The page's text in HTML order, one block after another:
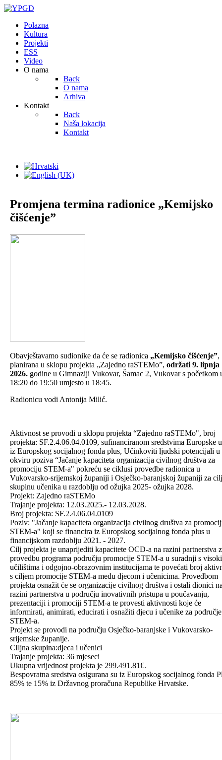
Polazna
Kultura
Projekti
ESS
Video
O nama
Back
O nama
Arhiva
Kontakt
Back
Naša lokacija
Kontakt
Odaberite svoj jezik
Promjena termina radionice „Kemijsko
čišćenje”
Obavještavamo sudionike da će se radionica „Kemijsko čišćenje”,
planirana u sklopu projekta „Zajedno raSTEMo”, održati 9. lipnja
2026. godine u Gimnaziji Vukovar, Šamac 2, Vukovar s početkom
18:20 do 19:50 umjesto u 18:45.
Radionicu vodi Antonija Milić.
Aktivnost se provodi u sklopu projekta “Zajedno raSTEMo", broj
projekta: SF.2.4.06.04.0109, sufinanciranom sredstvima Europske
iz Europskog socijalnog fonda plus, Učinkoviti ljudski potencijali u
okviru poziva “Jačanje kapaciteta organizacija civilnog društva za
promociju STEM-a" pokreću se ciklusi provedbe radionica u
Vukovarsko-srijemskoj županiji i Osječko-baranjskoj županiji za
skupinu učenika u razdoblju od ožujka 2025- ožujka 2028.
Projekt: Zajedno raSTEMo
Trajanje projekta: 12.03.2025.- 12.03.2028.
Broj projekta: SF.2.4.06.04.0109
Poziv: "Jačanje kapaciteta organizacija civilnog društva za
STEM-a" koji se financira iz Europskog socijalnog fonda plus u
financijskom razdoblju 2021. - 2027.
Cilj projekta je unaprijediti kapacitete OCD-a na razini partnerstva
provedbu programa području promocije STEM-a u suradnji s
učilištima i odgojno-obrazovnim institucijama te povećati broj
s ciljem promocije STEM-a među djecom i učenicima. Provedbom
projekta osnažit će se organizacije civilnog društva i ostali dionici
razini partnerstva u području inovativnih pristupa u poučavanju,
prezentaciji i promociji STEM-a te provesti aktivnosti koje će
informirati, animirati, educirati i osnažiti djecu i učenike za područje
STEM-a.
Projekt se provodi na području Osječko-baranjske i Vukovarsko-
srijemske županije.
CIljna skupina:djeca i učenici
Trajanje projekta: 36 mjeseci
Ukupna vrijednost projekta je 299.491.81€.
Bespovratna sredstva osigurana su iz Europskog socijalnog fonda
85% te 15% iz Državnog proračuna Republike Hrvatske.